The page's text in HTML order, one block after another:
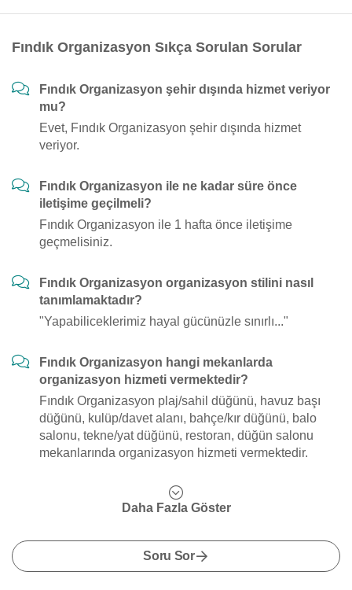
Fındık Organizasyon Sıkça Sorulan Sorular
Fındık Organizasyon şehir dışında hizmet veriyor
mu?
Evet, Fındık Organizasyon şehir dışında hizmet
veriyor.
Fındık Organizasyon ile ne kadar süre önce
iletişime geçilmeli?
Fındık Organizasyon ile 1 hafta önce iletişime
geçmelisiniz.
Fındık Organizasyon organizasyon stilini nasıl
tanımlamaktadır?
"Yapabiliceklerimiz hayal gücünüzle sınırlı..."
Fındık Organizasyon hangi mekanlarda
organizasyon hizmeti vermektedir?
Fındık Organizasyon plaj/sahil düğünü, havuz başı
düğünü, kulüp/davet alanı, bahçe/kır düğünü, balo
salonu, tekne/yat düğünü, restoran, düğün salonu
mekanlarında organizasyon hizmeti vermektedir.
Daha Fazla Göster
Soru Sor